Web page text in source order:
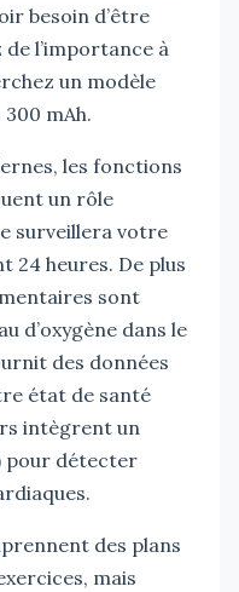
besoin d’être
l’importance à
un modèle
mAh.
les fonctions
un rôle
surveillera votre
24 heures. De plus
sont
d’oxygène dans le
des données
état de santé
intègrent un
pour détecter
des plans
mais